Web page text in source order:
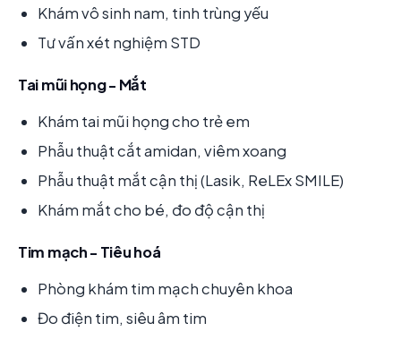
Khám vô sinh nam, tinh trùng yếu
Tư vấn xét nghiệm STD
Tai mũi họng - Mắt
Khám tai mũi họng cho trẻ em
Phẫu thuật cắt amidan, viêm xoang
Phẫu thuật mắt cận thị (Lasik, ReLEx SMILE)
Khám mắt cho bé, đo độ cận thị
Tim mạch - Tiêu hoá
Phòng khám tim mạch chuyên khoa
Đo điện tim, siêu âm tim